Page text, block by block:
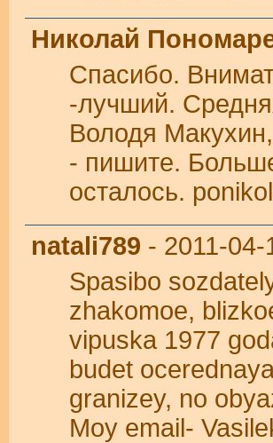
Николай
Спасибо.
-лучший.
Володя
- пишите.
осталось.
natali789 - 2011-
Spasibo
zhakomoe,
vipuska 1977
budet
granizey, no
Moy email-